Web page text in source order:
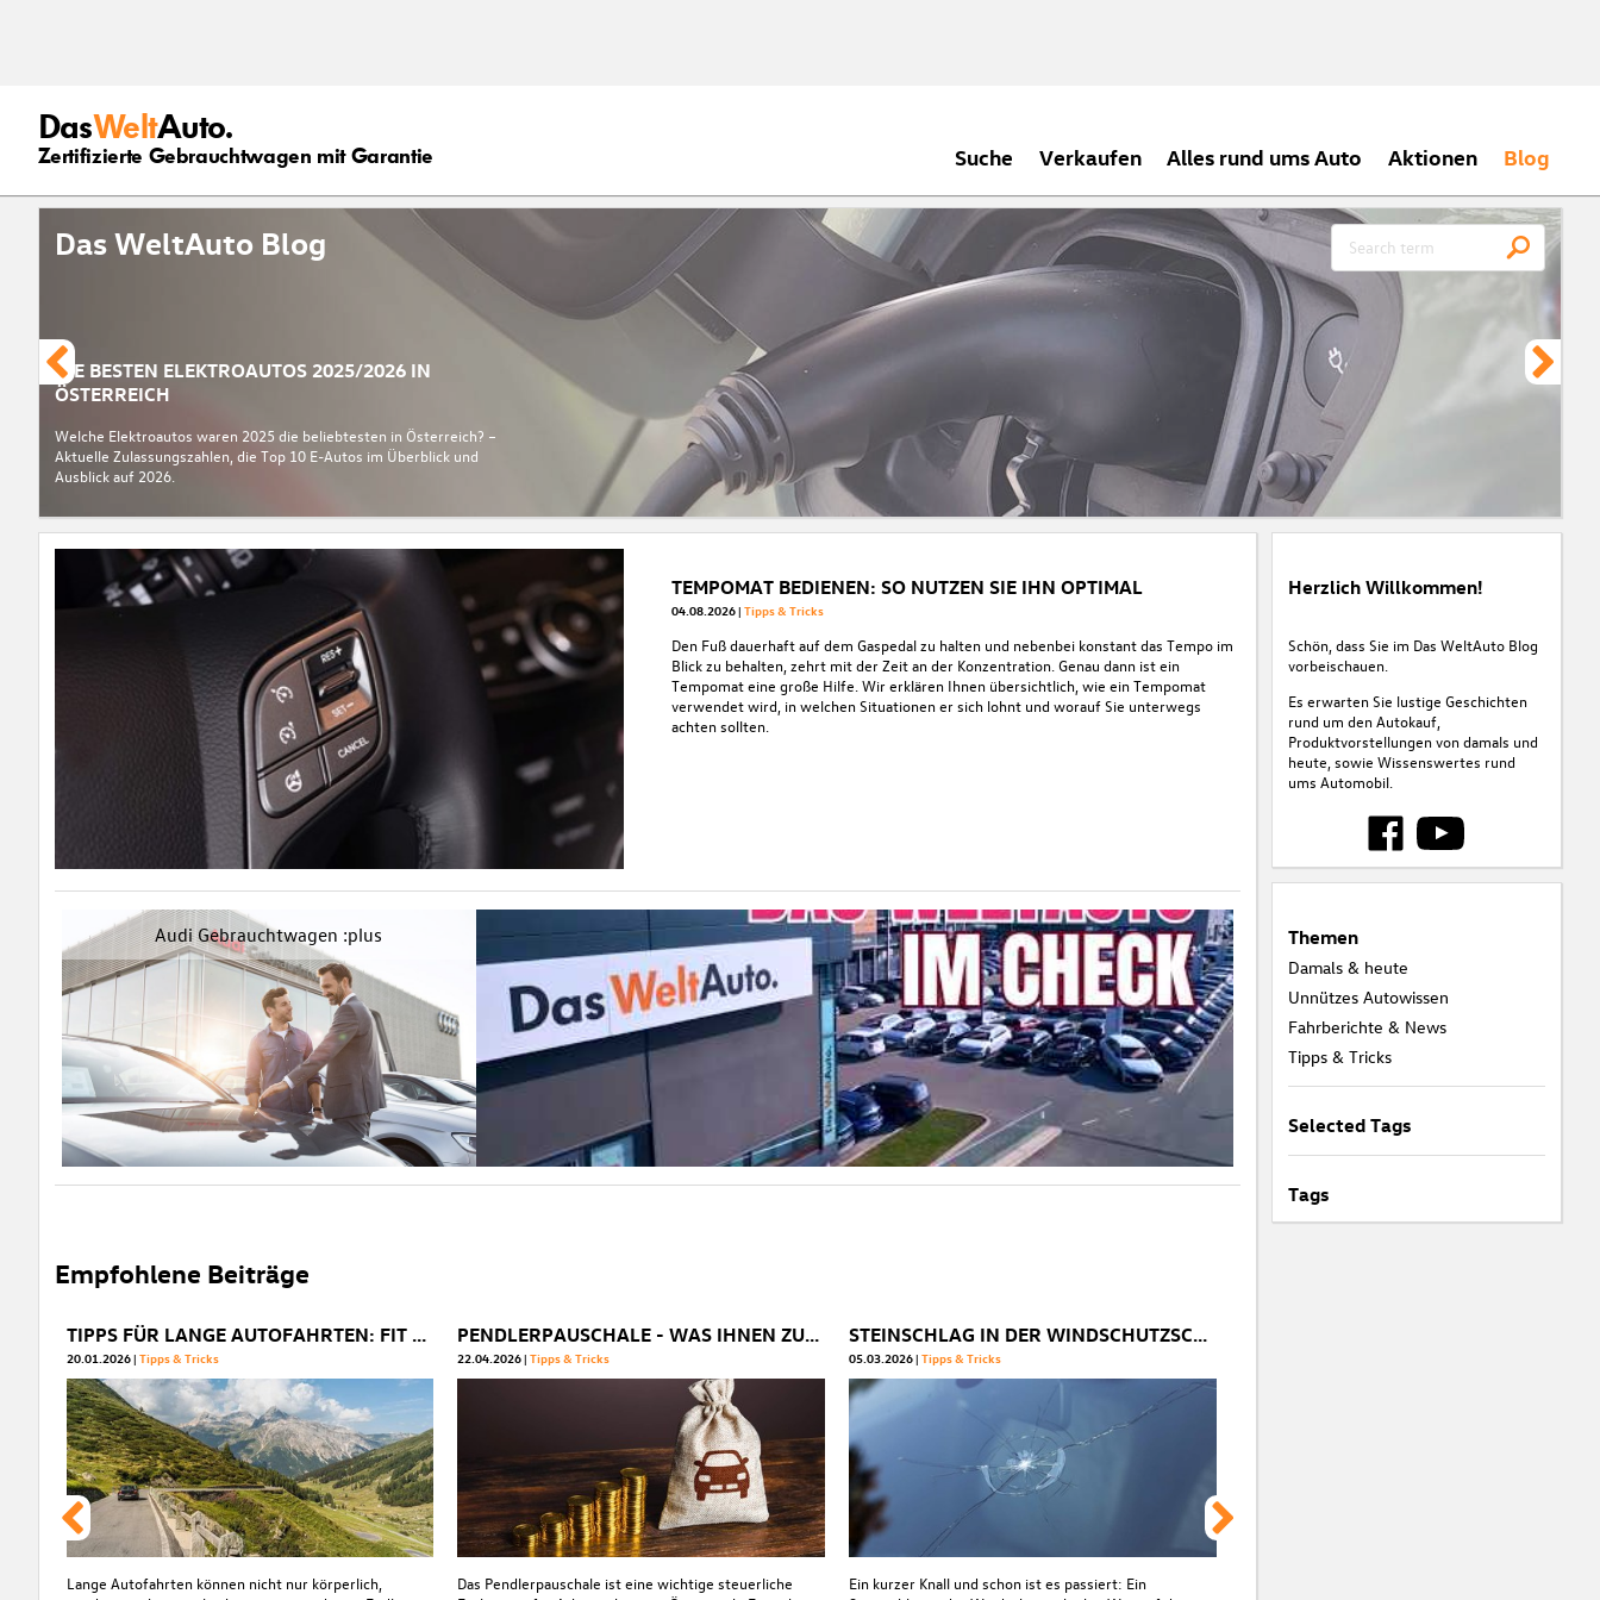
DasWeltAuto.
Zertifizierte Gebrauchtwagen mit Garantie Suche Verkaufen Alles rund ums Auto Aktionen Blog
Das WeltAuto Blog
DIE BESTEN ELEKTROAUTOS 2025/2026 IN
ÖSTERREICH
Welche Elektroautos waren 2025 die beliebtesten in Österreich? –
Aktuelle Zulassungszahlen, die Top 10 E-Autos im Überblick und
Ausblick auf 2026.
TEMPOMAT BEDIENEN: SO NUTZEN SIE IHN OPTIMAL
04.08.2026 Tipps & Tricks
Den Fuß dauerhaft auf dem Gaspedal zu halten und nebenbei konstant das Tempo im
Blick zu behalten, zehrt mit der Zeit an der Konzentration. Genau dann ist ein
Tempomat eine große Hilfe. Wir erklären Ihnen übersichtlich, wie ein Tempomat
verwendet wird, in welchen Situationen er sich lohnt und worauf Sie unterwegs
achten sollten.
Audi Gebrauchtwagen :plus
Empfohlene Beiträge
TIPPS FÜR LANGE AUTOFAHRTEN: FIT & FOKUSSIERT ANS ZIEL
20.01.2026 Tipps & Tricks
Lange Autofahrten können nicht nur körperlich,
PENDLERPAUSCHALE - WAS IHNEN ZUSTEHT
22.04.2026 Tipps & Tricks
Das Pendlerpauschale ist eine wichtige steuerliche
STEINSCHLAG IN DER WINDSCHUTZSCHEIBE: SOFORTMAßNAHMEN & REPARATURTIPPS
05.03.2026 Tipps & Tricks
Ein kurzer Knall und schon ist es passiert: Ein
Herzlich Willkommen!
Schön, dass Sie im Das WeltAuto Blog
vorbeischauen.
Es erwarten Sie lustige Geschichten
rund um den Autokauf,
Produktvorstellungen von damals und
heute, sowie Wissenswertes rund
ums Automobil.
Themen
Damals & heute
Unnützes Autowissen
Fahrberichte & News
Tipps & Tricks
Selected Tags
Tags